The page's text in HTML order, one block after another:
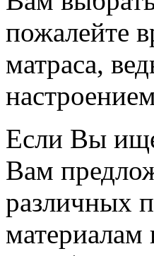
пожалейте
матраса,
Если Вы
Вам
различных
материалам